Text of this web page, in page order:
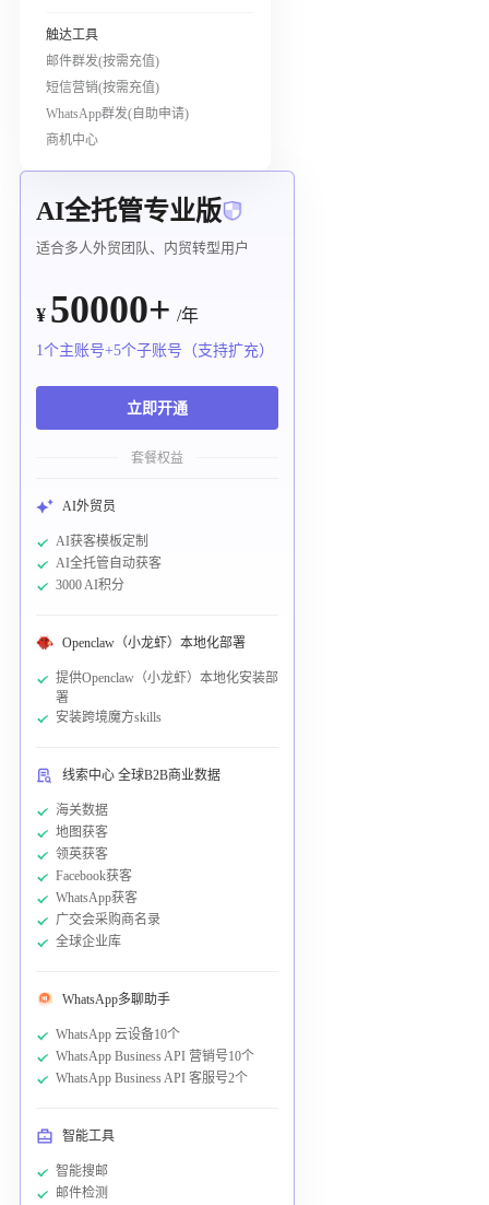
触达工具
邮件群发(按需充值)
短信营销(按需充值)
WhatsApp群发(自助申请)
商机中心
AI全托管专业版
适合多人外贸团队、内贸转型用户
¥ 50000+ /年
1个主账号+5个子账号（支持扩充）
立即开通
套餐权益
AI外贸员
AI获客模板定制
AI全托管自动获客
3000 AI积分
Openclaw（小龙虾）本地化部署
提供Openclaw（小龙虾）本地化安装部
署
安装跨境魔方skills
线索中心 全球B2B商业数据
海关数据
地图获客
领英获客
Facebook获客
WhatsApp获客
广交会采购商名录
全球企业库
WhatsApp多聊助手
WhatsApp 云设备10个
WhatsApp Business API 营销号10个
WhatsApp Business API 客服号2个
智能工具
智能搜邮
邮件检测